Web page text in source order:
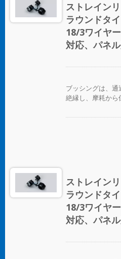
ストレイン
ラウンドタ
18/3ワイヤ
対応、パネ
ブッシングは、通
絶縁し、摩耗から
ストレイン
ラウンドタ
18/3ワイヤ
対応、パネ